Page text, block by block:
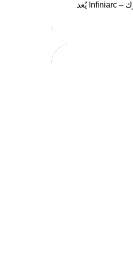
مراجعة موقع انفني ارك – Infiniarc يُعد